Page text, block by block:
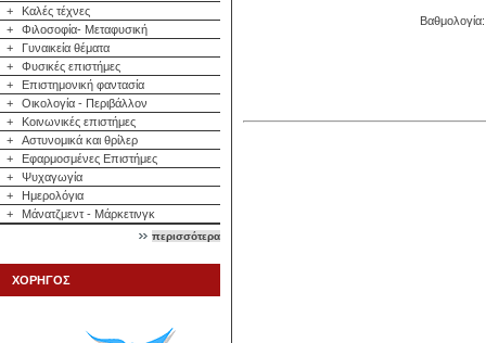
+
Καλές τέχνες
+
Φιλοσοφία- Μεταφυσική
+
Γυναικεία θέματα
+
Φυσικές επιστήμες
+
Επιστημονική φαντασία
+
Οικολογία - Περιβάλλον
+
Κοινωνικές επιστήμες
+
Αστυνομικά και θρίλερ
+
Εφαρμοσμένες Επιστήμες
+
Ψυχαγωγία
+
Ημερολόγια
+
Μάνατζμεντ - Μάρκετινγκ
περισσότερα
ΧΟΡΗΓΟΣ